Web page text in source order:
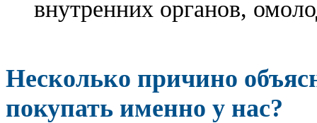
внутренних органов,
Несколько причино
покупать именно у нас?